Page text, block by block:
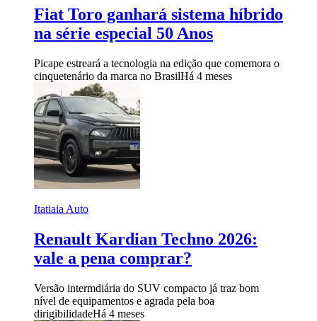
Fiat Toro ganhará sistema híbrido
na série especial 50 Anos
Picape estreará a tecnologia na edição que comemora o
cinquetenário da marca no BrasilHá 4 meses
Itatiaia Auto
Renault Kardian Techno 2026:
vale a pena comprar?
Versão intermdiária do SUV compacto já traz bom
nível de equipamentos e agrada pela boa
dirigibilidadeHá 4 meses